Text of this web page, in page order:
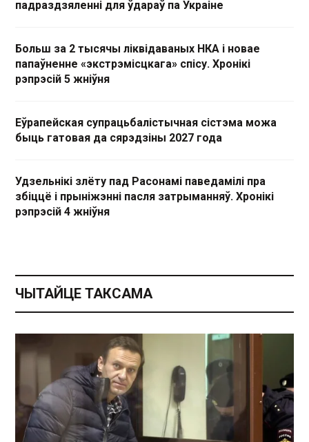
падраздзяленні для ўдараў па Украіне
Больш за 2 тысячы ліквідаваных НКА і новае
папаўненне «экстрэмісцкага» спісу. Хронікі
рэпрэсій 5 жніўня
Еўрапейская супрацьбалістычная сістэма можа
быць гатовая да сярэдзіны 2027 года
Удзельнікі злёту пад Расонамі паведамілі пра
збіццё і прыніжэнні пасля затрыманняў. Хронікі
рэпрэсій 4 жніўня
ЧЫТАЙЦЕ ТАКСАМА